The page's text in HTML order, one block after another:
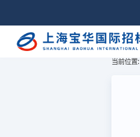
当前位置: